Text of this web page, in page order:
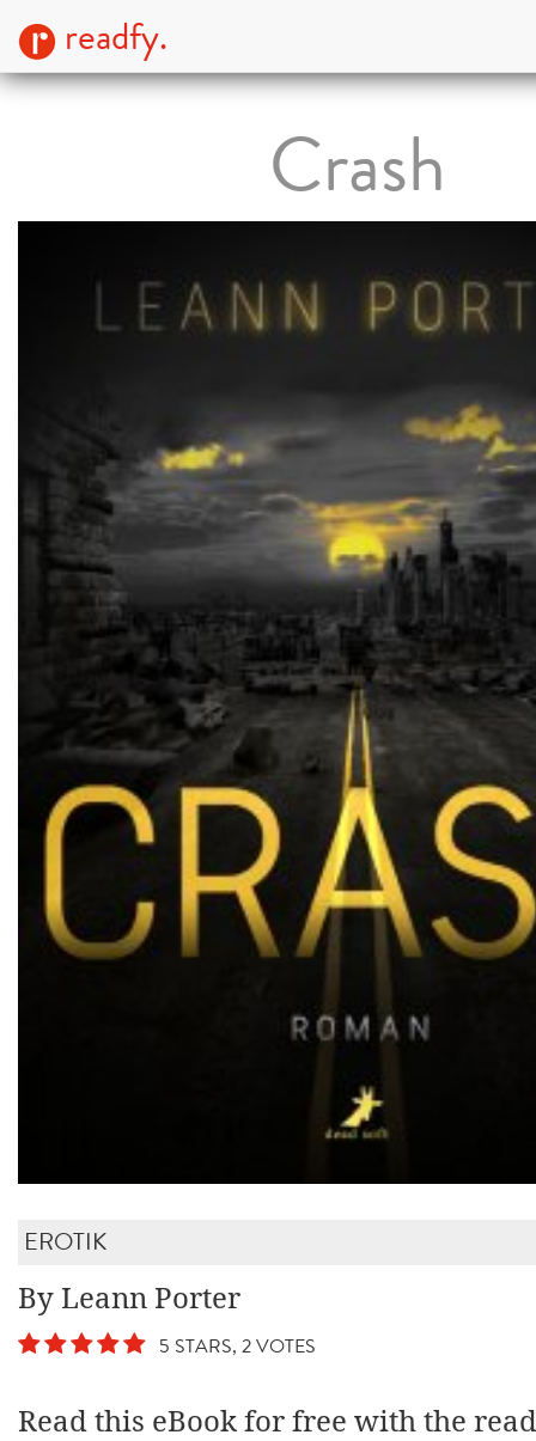
readfy.
Crash
EROTIK
By Leann Porter
5 STARS, 2 VOTES
Read this eBook for free with the